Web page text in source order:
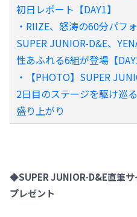
初日レポート【DAY1】
・RIIZE、怒涛の60分パフ
SUPER JUNIOR-D&E、
性あふれる6組が登場【
・【PHOTO】SUPER
2日目のステージを駆け巡
盛り上がり
◆SUPER JUNIOR-D&E直筆
プレゼント